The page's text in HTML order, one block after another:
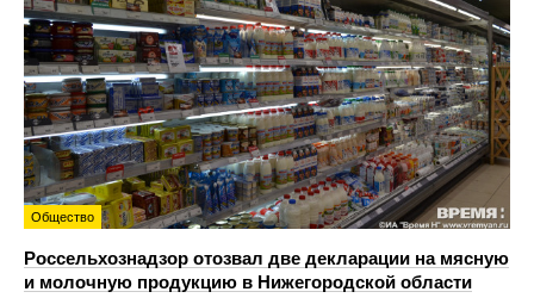
Общество
Россельхознадзор отозвал две декларации на мясную
и молочную продукцию в Нижегородской области